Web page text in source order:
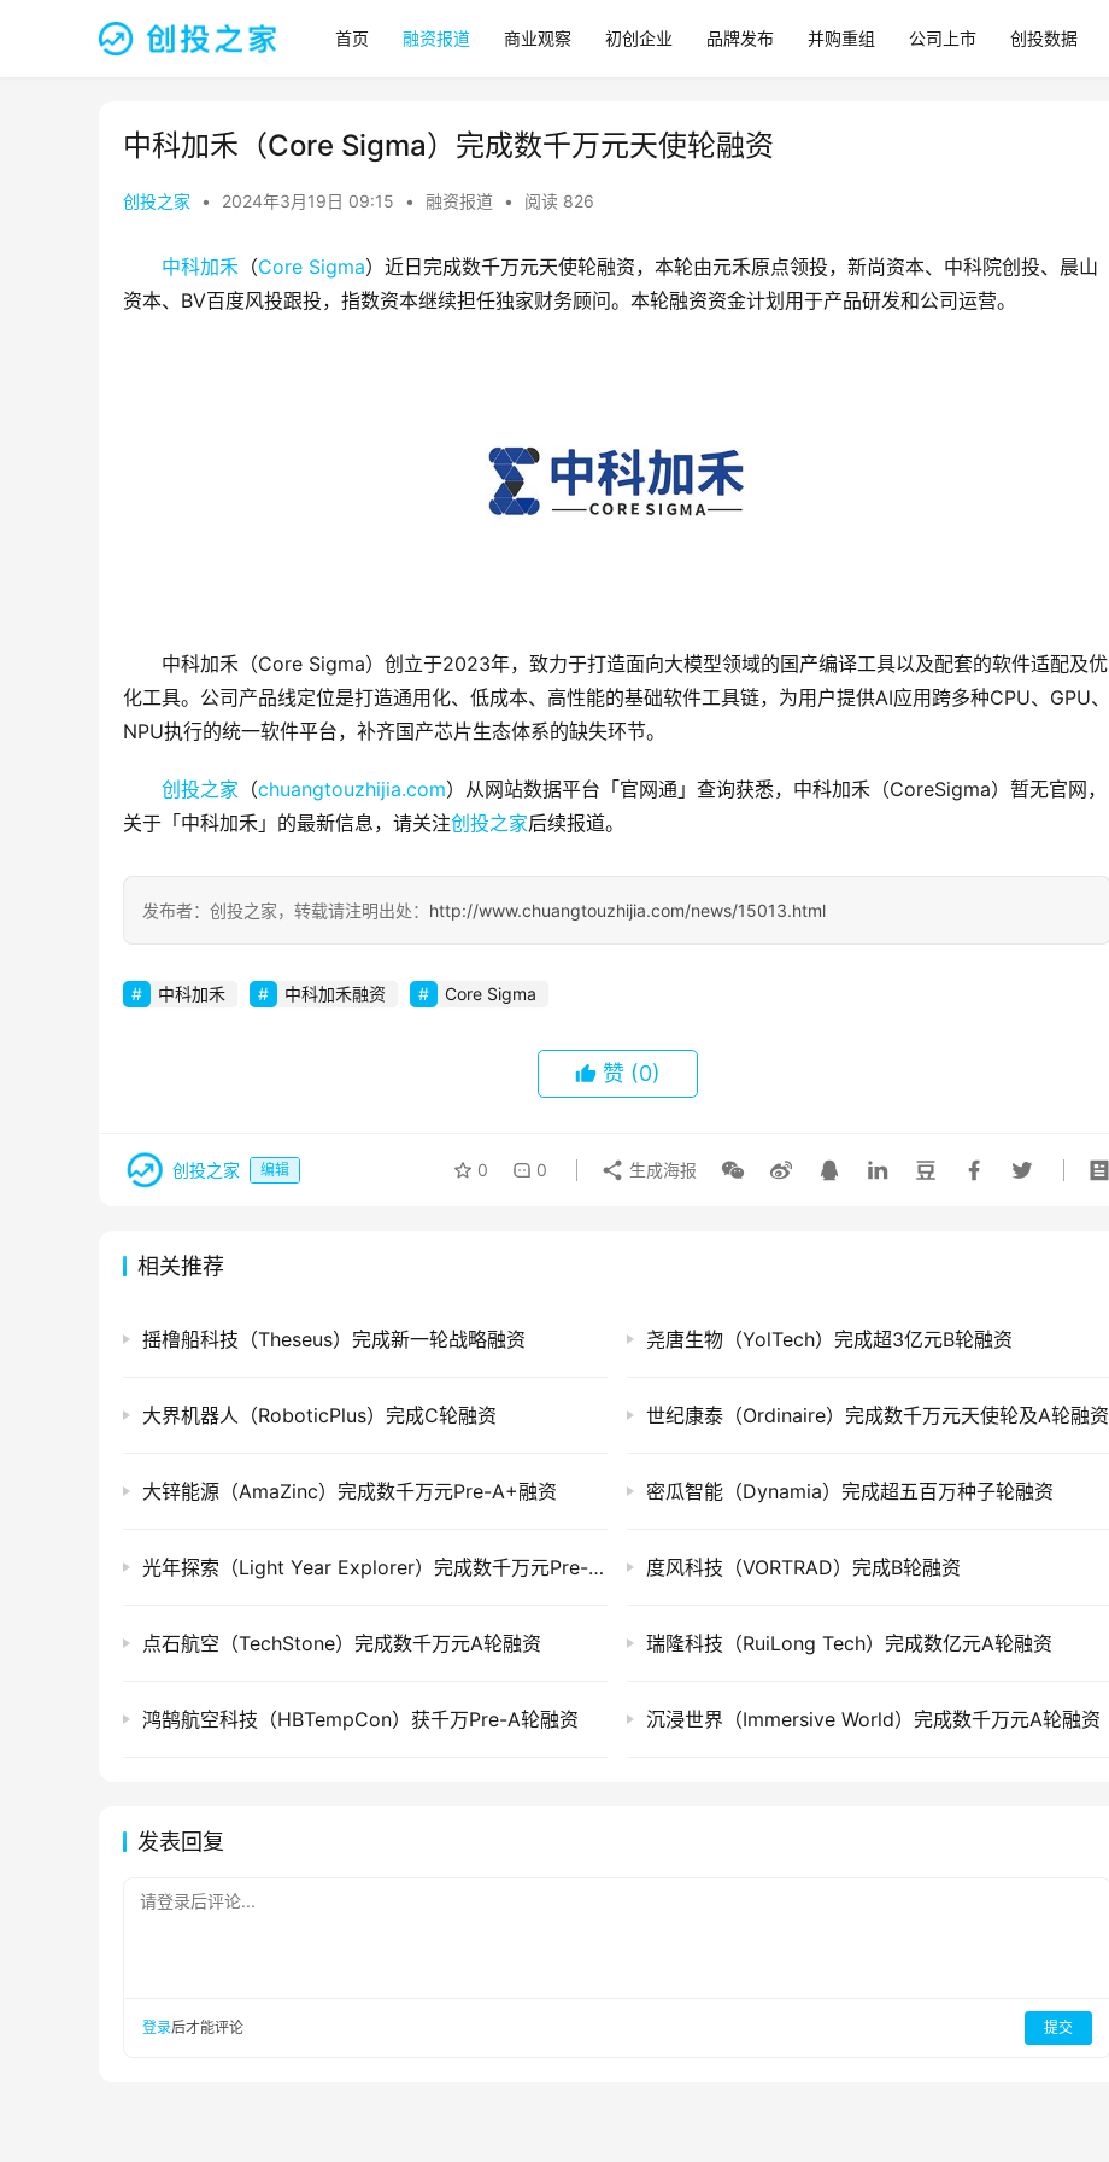
首页 融资报道 商业观察 初创企业 品牌发布 并购重组 公司上市 创投数据
中科加禾（Core Sigma）完成数千万元天使轮融资
创投之家 • 2024年3月19日 09:15 • 融资报道 • 阅读 826
中科加禾 （Core Sigma）近日完成数千万元天使轮融资，本轮由元禾原点领投，新尚资本、中科院创投、晨山
资本、BV百度风投跟投，指数资本继续担任独家财务顾问。本轮融资资金计划用于产品研发和公司运营。
中科加禾（Core Sigma）创立于2023年，致力于打造面向大模型领域的国产编译工具以及配套的软件适配及优
化工具。公司产品线定位是打造通用化、低成本、高性能的基础软件工具链，为用户提供AI应用跨多种CPU、GPU、
NPU执行的统一软件平台，补齐国产芯片生态体系的缺失环节。
创投之家 （chuangtouzhijia.com）从网站数据平台「官网通」查询获悉，中科加禾（CoreSigma）暂无官网，
关于「中科加禾」的最新信息，请关注创投之家后续报道。
发布者：创投之家，转载请注明出处： http://www.chuangtouzhijia.com/news/15013.html
中科加禾 中科加禾融资 Core Sigma
赞 (0)
创投之家 编辑 0 0 生成海报
相关推荐
摇橹船科技（Theseus）完成新一轮战略融资 尧唐生物（YolTech）完成超3亿元B轮融资
大界机器人（RoboticPlus）完成C轮融资 世纪康泰（Ordinaire）完成数千万元天使轮及A轮融资
大锌能源（AmaZinc）完成数千万元Pre-A+融资 密瓜智能（Dynamia）完成超五百万种子轮融资
光年探索（Light Year Explorer）完成数千万元Pre-A轮融资 度风科技（VORTRAD）完成B轮融资
点石航空（TechStone）完成数千万元A轮融资 瑞隆科技（RuiLong Tech）完成数亿元A轮融资
鸿鹄航空科技（HBTempCon）获千万Pre-A轮融资 沉浸世界（Immersive World）完成数千万元A轮融资
发表回复
请登录后评论...
登录后才能评论 提交